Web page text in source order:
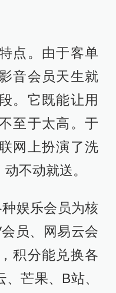
点。由于客单
音会员天生就
。它既能让用
至于太高。于
网上扮演了洗
不动就送。
娱乐会员为核
员、网易云会
积分能兑换各
芒果、B站、